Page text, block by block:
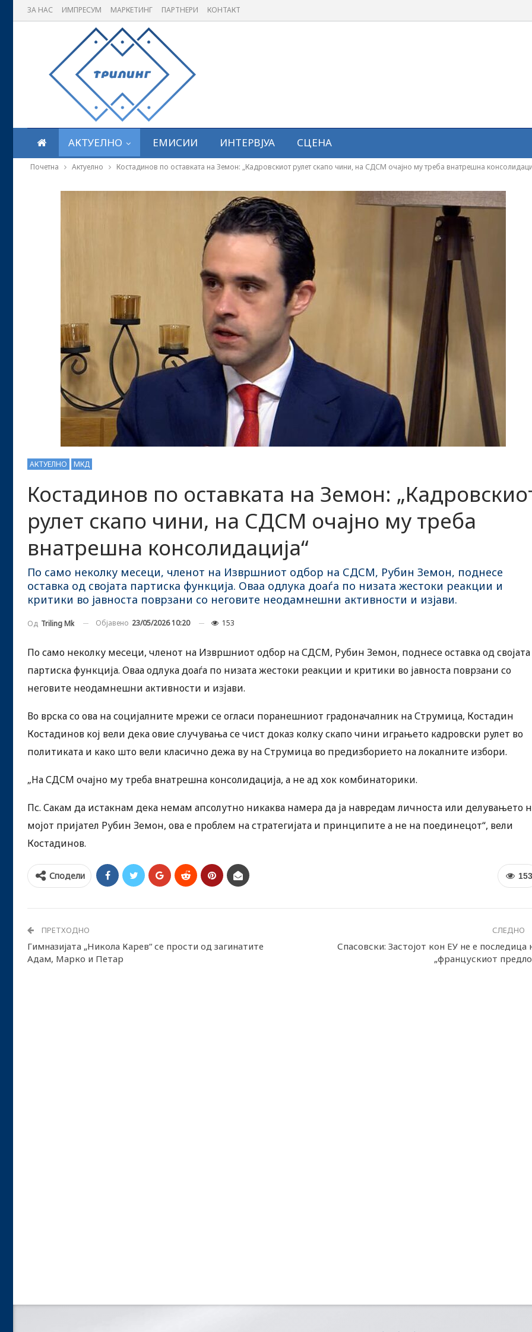
ЗА НАС ИМПРЕСУМ МАРКЕТИНГ ПАРТНЕРИ КОНТАКТ
АКТУЕЛНО ЕМИСИИ ИНТЕРВЈУА СЦЕНА
Почетна Актуелно Костадинов по оставката на Земон: „Кадровскиот рулет скапо чини, на СДСМ очајно му треба внатрешна
АКТУЕЛНО МКД
Костадинов по оставката на Земон:
рулет скапо чини, на СДСМ очајно му треба
внатрешна консолидација“
По само неколку месеци, членот на Извршниот одбор на СДСМ, Рубин Земон, поднесе
оставка од својата партиска функција. Оваа одлука доаѓа по низата жестоки реакции и
критики во јавноста поврзани со неговите неодамнешни активности и изјави.
Од Triling Mk Објавено 23/05/2026 10:20 153
По само неколку месеци, членот на Извршниот одбор на СДСМ, Рубин Земон, поднесе оставка од својата
партиска функција. Оваа одлука доаѓа по низата жестоки реакции и критики во јавноста поврзани со
неговите неодамнешни активности и изјави.
Во врска со ова на социјалните мрежи се огласи поранешниот градоначалник на Струмица, Костадин
Костадинов кој вели дека овие случувања се чист доказ колку скапо чини играњето кадровски рулет во
политиката и како што вели класично дежа ву на Струмица во предизборието на локалните избори.
„На СДСМ очајно му треба внатрешна консолидација, а не ад хок комбинаторики.
​Пс. Сакам да истакнам дека немам апсолутно никаква намера да ја навредам личноста или делувањето
мојот пријател Рубин Земон, ова е проблем на стратегијата и принципите а не на поединецот“, вели
Костадинов.
153
Сподели
ПРЕТХОДНО
Гимназијата „Никола Карев“ се прости од загинатите
Адам, Марко и Петар
СЛЕДНО
Спасовски: Застојот кон ЕУ не е последица
„францускиот